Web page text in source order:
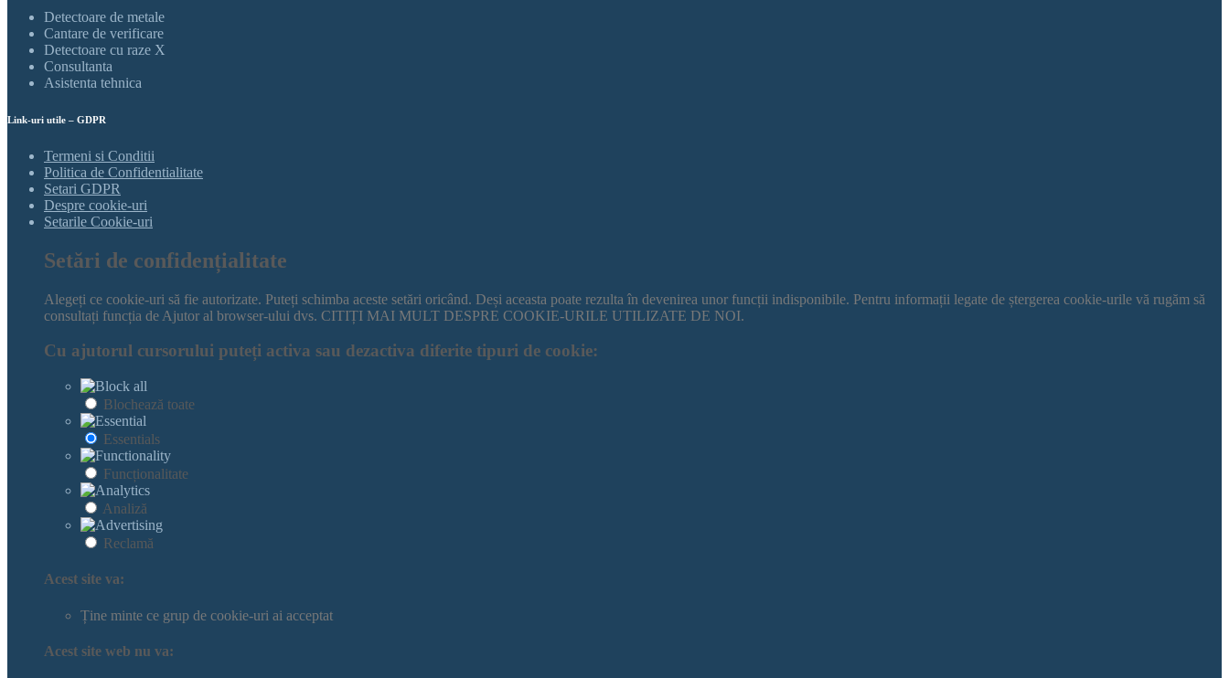
Detectoare de metale
Cantare de verificare
Detectoare cu raze X
Consultanta
Asistenta tehnica
Link-uri utile – GDPR
Termeni si Conditii
Politica de Confidentialitate
Setari GDPR
Despre cookie-uri
Setarile Cookie-uri
Setări de confidențialitate
Alegeți ce cookie-uri să fie autorizate. Puteți schimba aceste setări oricând. Deși aceasta poate rezulta în devenirea unor funcții indisponibile. Pentru informații legate de ștergerea cookie-urile vă rugăm să
consultați funcția de Ajutor al browser-ului dvs. CITIȚI MAI MULT DESPRE COOKIE-URILE UTILIZATE DE NOI.
Cu ajutorul cursorului puteți activa sau dezactiva diferite tipuri de cookie:
Blochează toate
Essentials
Funcționalitate
Analiză
Reclamă
Acest site va:
Ține minte ce grup de cookie-uri ai acceptat
Acest site web nu va: